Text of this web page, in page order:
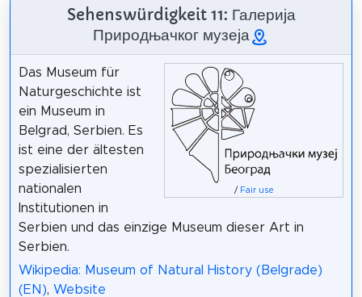
Sehenswürdigkeit 11: Галерија
Природњачког музеја
/ Fair use
Das Museum für
Naturgeschichte ist
ein Museum in
Belgrad, Serbien. Es
ist eine der ältesten
spezialisierten
nationalen
Institutionen in
Serbien und das einzige Museum dieser Art in
Serbien.
Wikipedia: Museum of Natural History (Belgrade)
(EN), Website